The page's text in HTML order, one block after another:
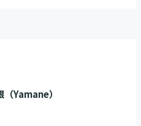
（Yamane）